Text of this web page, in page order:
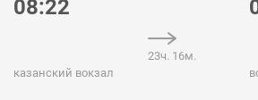
08:22
казанский вокзал
23ч. 16м.